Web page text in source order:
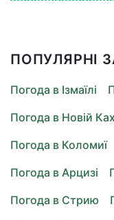
ПОПУЛЯРНІ
Погода в Ізмаїлі
Погода в Новій
Погода в Коломиї
Погода в Арцизі
Погода в Стрию